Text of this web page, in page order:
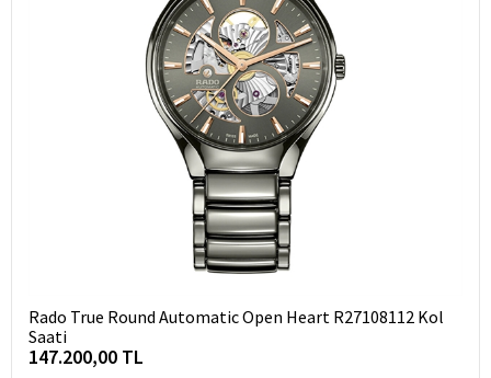
Rado True Round Automatic Open Heart R27108112 Kol
Saati
147.200,00 TL